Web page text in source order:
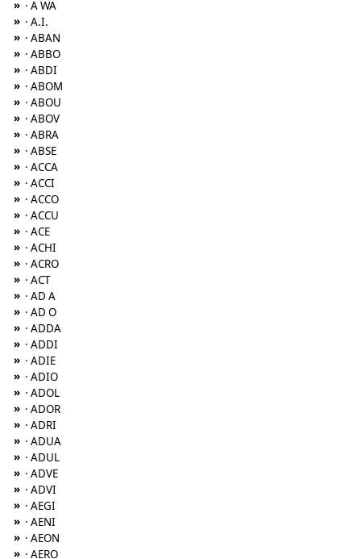
» · A WA
» · A.I.
» · ABAN
» · ABBO
» · ABDI
» · ABOM
» · ABOU
» · ABOV
» · ABRA
» · ABSE
» · ACCA
» · ACCI
» · ACCO
» · ACCU
» · ACE
» · ACHI
» · ACRO
» · ACT
» · AD A
» · AD O
» · ADDA
» · ADDI
» · ADIE
» · ADIO
» · ADOL
» · ADOR
» · ADRI
» · ADUA
» · ADUL
» · ADVE
» · ADVI
» · AEGI
» · AENI
» · AEON
» · AERO